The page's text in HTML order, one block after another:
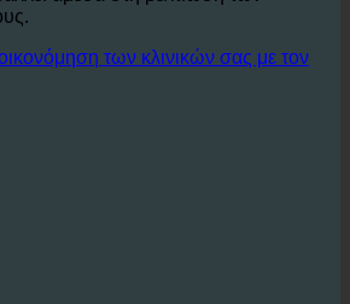
του νερού, του ζεστού νερού και
σημαντική εξοικονόμηση
άμεσα στη βελτίωση των